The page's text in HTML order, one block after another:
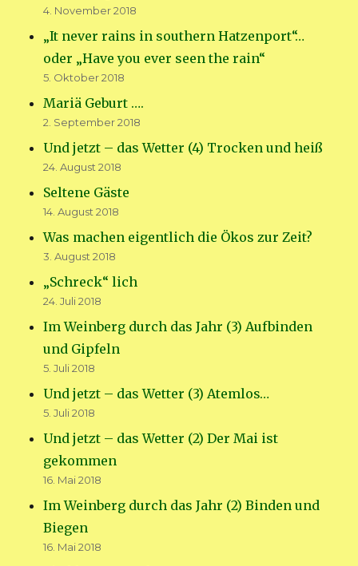
4. November 2018
„It never rains in southern Hatzenport“…
oder „Have you ever seen the rain“
5. Oktober 2018
Mariä Geburt ….
2. September 2018
Und jetzt – das Wetter (4) Trocken und heiß
24. August 2018
Seltene Gäste
14. August 2018
Was machen eigentlich die Ökos zur Zeit?
3. August 2018
„Schreck“ lich
24. Juli 2018
Im Weinberg durch das Jahr (3) Aufbinden
und Gipfeln
5. Juli 2018
Und jetzt – das Wetter (3) Atemlos…
5. Juli 2018
Und jetzt – das Wetter (2) Der Mai ist
gekommen
16. Mai 2018
Im Weinberg durch das Jahr (2) Binden und
Biegen
16. Mai 2018